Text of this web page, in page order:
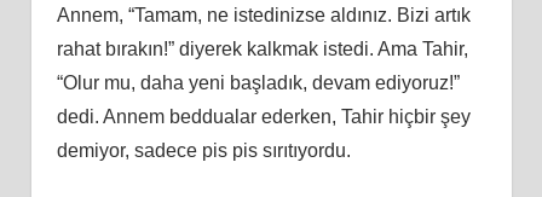
Annem, “Tamam, ne istedinizse aldınız. Bizi artık
rahat bırakın!” diyerek kalkmak istedi. Ama Tahir,
“Olur mu, daha yeni başladık, devam ediyoruz!”
dedi. Annem beddualar ederken, Tahir hiçbir şey
demiyor, sadece pis pis sırıtıyordu.